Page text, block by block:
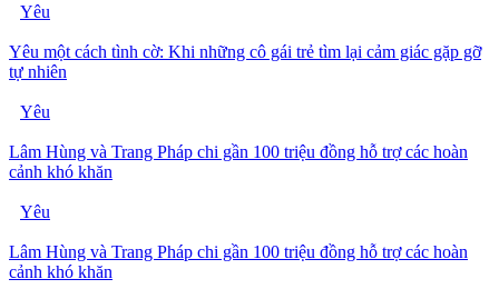
Yêu
Yêu một cách tình cờ: Khi những cô gái trẻ tìm lại cảm giác gặp gỡ
tự nhiên
Yêu
Lâm Hùng và Trang Pháp chi gần 100 triệu đồng hỗ trợ các hoàn
cảnh khó khăn
Yêu
Lâm Hùng và Trang Pháp chi gần 100 triệu đồng hỗ trợ các hoàn
cảnh khó khăn